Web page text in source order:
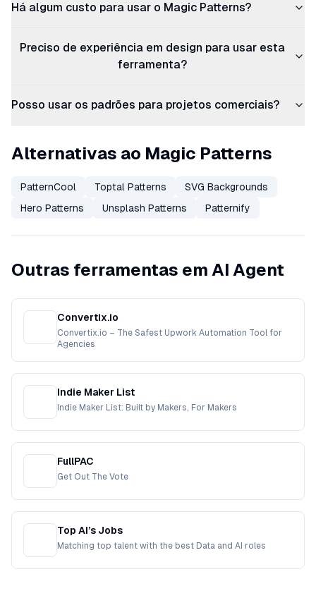
Há algum custo para usar o Magic Patterns?
Preciso de experiência em design para usar esta
ferramenta?
Posso usar os padrões para projetos comerciais?
Alternativas ao Magic Patterns
PatternCool Toptal Patterns
SVG Backgrounds
Hero Patterns
Unsplash Patterns Patternify
Outras ferramentas em AI Agent
Convertix.io
Convertix.io – The Safest Upwork Automation Tool for
Agencies
Indie Maker List
Indie Maker List: Built by Makers, For Makers
FullPAC
Get Out The Vote
Top AI’s Jobs
Matching top talent with the best Data and AI roles